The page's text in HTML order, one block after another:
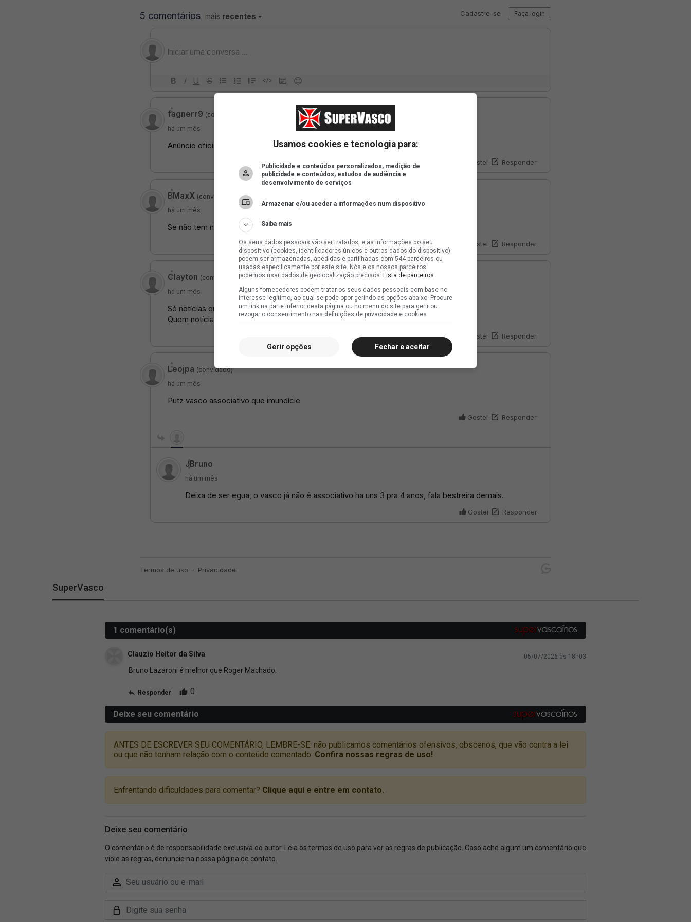
SuperVasco
Usamos cookies e tecnologia para:
Publicidade e conteúdos personalizados, medição de
publicidade e conteúdos, estudos de audiência e
desenvolvimento de serviços
Armazenar e/ou aceder a informações num dispositivo
Saiba mais
Os seus dados pessoais vão ser tratados, e as informações do seu
dispositivo (cookies, identificadores únicos e outros dados do dispositivo)
podem ser armazenadas, acedidas e partilhadas com 544 parceiros ou
usadas especificamente por este site. Nós e os nossos parceiros
podemos usar dados de geolocalização precisos. Lista de parceiros.
Alguns fornecedores podem tratar os seus dados pessoais com base no
interesse legítimo, ao qual se pode opor gerindo as opções abaixo. Procure
um link na parte inferior desta página ou no menu do site para gerir ou
revogar o consentimento nas definições de privacidade e cookies.
Fechar e aceitar
Gerir opções